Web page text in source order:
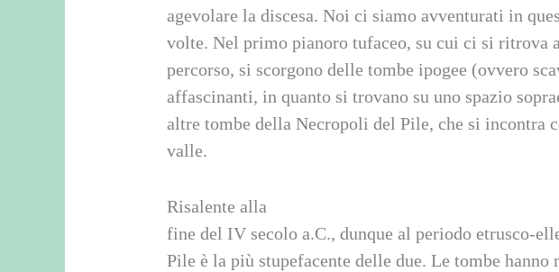
agevolare la discesa. Noi ci siamo avventurati in
volte. Nel primo pianoro tufaceo, su cui ci si ritrova
percorso, si scorgono delle tombe ipogee (ovvero
affascinanti, in quanto si trovano su uno spazio
altre tombe della Necropoli del Pile, che si incontra
valle.
Risalente alla
fine del IV secolo a.C., dunque al periodo etrusco-
Pile è la più stupefacente delle due. Le tombe